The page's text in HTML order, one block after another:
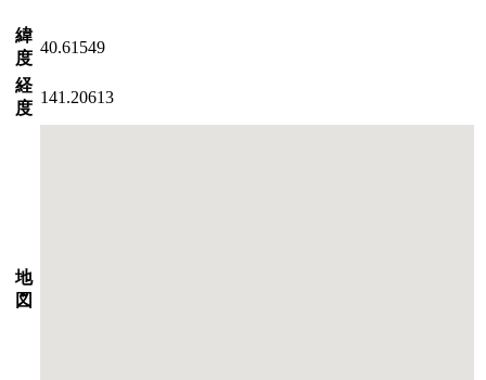
緯
度
40.61549
経
度
141.20613
地
図